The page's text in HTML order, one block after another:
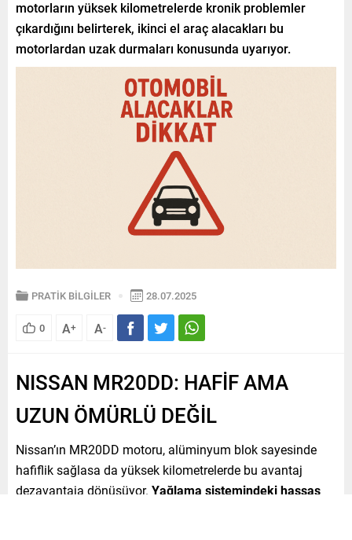
motorların yüksek kilometrelerde kronik problemler
çıkardığını belirterek, ikinci el araç alacakları bu
motorlardan uzak durmaları konusunda uyarıyor.
PRATİK BİLGİLER 28.07.2025
0 A+ A-
NISSAN MR20DD: HAFİF AMA
UZUN ÖMÜRLÜ DEĞİL
Nissan’ın MR20DD motoru, alüminyum blok sayesinde
hafiflik sağlasa da yüksek kilometrelerde bu avantaj
dezavantaja dönüşüyor. Yağlama sistemindeki hassas